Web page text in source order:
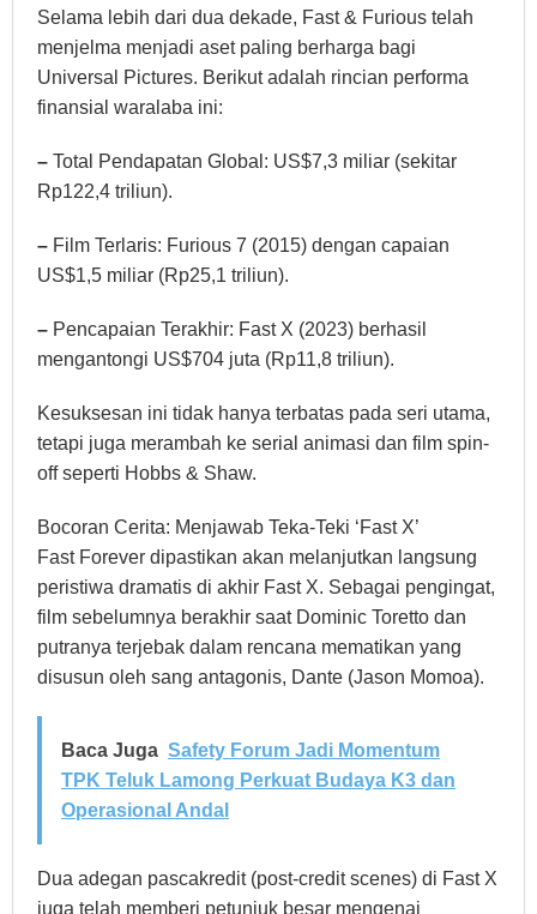
Selama lebih dari dua dekade, Fast & Furious telah
menjelma menjadi aset paling berharga bagi
Universal Pictures. Berikut adalah rincian performa
finansial waralaba ini:
– Total Pendapatan Global: US$7,3 miliar (sekitar
Rp122,4 triliun).
– Film Terlaris: Furious 7 (2015) dengan capaian
US$1,5 miliar (Rp25,1 triliun).
– Pencapaian Terakhir: Fast X (2023) berhasil
mengantongi US$704 juta (Rp11,8 triliun).
Kesuksesan ini tidak hanya terbatas pada seri utama,
tetapi juga merambah ke serial animasi dan film spin-
off seperti Hobbs & Shaw.
Bocoran Cerita: Menjawab Teka-Teki ‘Fast X’
Fast Forever dipastikan akan melanjutkan langsung
peristiwa dramatis di akhir Fast X. Sebagai pengingat,
film sebelumnya berakhir saat Dominic Toretto dan
putranya terjebak dalam rencana mematikan yang
disusun oleh sang antagonis, Dante (Jason Momoa).
Baca Juga Safety Forum Jadi Momentum
TPK Teluk Lamong Perkuat Budaya K3 dan
Operasional Andal
Dua adegan pascakredit (post-credit scenes) di Fast X
juga telah memberi petunjuk besar mengenai